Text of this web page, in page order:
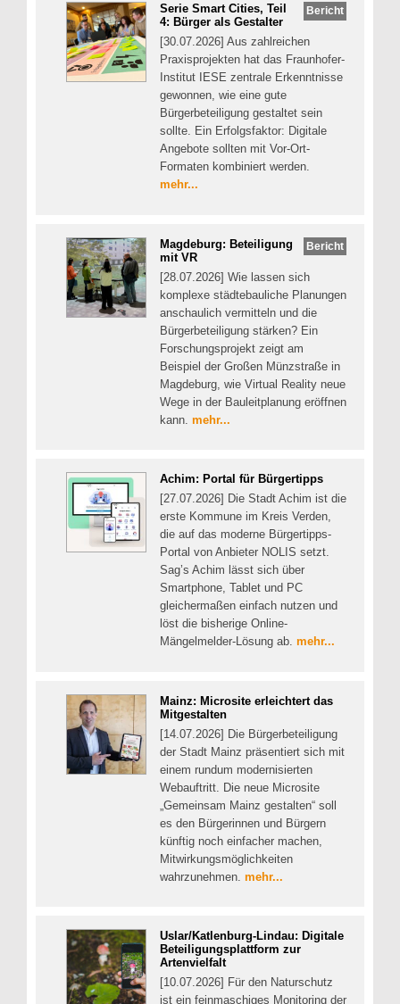
Bericht
Serie Smart Cities, Teil
4: Bürger als Gestalter
[30.07.2026] Aus zahlreichen
Praxisprojekten hat das Fraunhofer-
Institut IESE zentrale Erkenntnisse
gewonnen, wie eine gute
Bürgerbeteiligung gestaltet sein
sollte. Ein Erfolgsfaktor: Digitale
Angebote sollten mit Vor-Ort-
Formaten kombiniert werden.
mehr...
Bericht
Magdeburg: Beteiligung
mit VR
[28.07.2026] Wie lassen sich
komplexe städtebauliche Planungen
anschaulich vermitteln und die
Bürgerbeteiligung stärken? Ein
Forschungsprojekt zeigt am
Beispiel der Großen Münzstraße in
Magdeburg, wie Virtual Reality neue
Wege in der Bauleitplanung eröffnen
kann. mehr...
Achim: Portal für Bürgertipps
[27.07.2026] Die Stadt Achim ist die
erste Kommune im Kreis Verden,
die auf das moderne Bürgertipps-
Portal von Anbieter NOLIS setzt.
Sag’s Achim lässt sich über
Smartphone, Tablet und PC
gleichermaßen einfach nutzen und
löst die bisherige Online-
Mängelmelder-Lösung ab. mehr...
Mainz: Microsite erleichtert das
Mitgestalten
[14.07.2026] Die Bürgerbeteiligung
der Stadt Mainz präsentiert sich mit
einem rundum modernisierten
Webauftritt. Die neue Microsite
„Gemeinsam Mainz gestalten“ soll
es den Bürgerinnen und Bürgern
künftig noch einfacher machen,
Mitwirkungsmöglichkeiten
wahrzunehmen. mehr...
Uslar/Katlenburg-Lindau: Digitale
Beteiligungsplattform zur
Artenvielfalt
[10.07.2026] Für den Naturschutz
ist ein feinmaschiges Monitoring der